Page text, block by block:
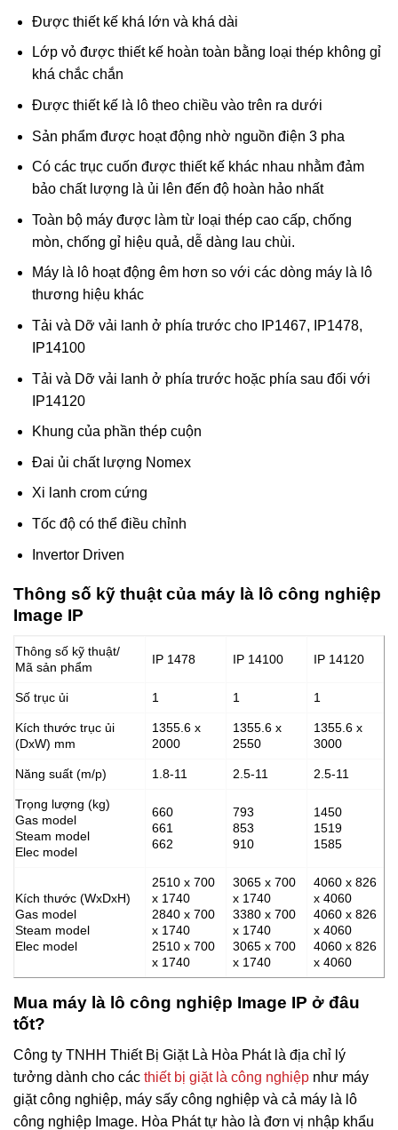
Được thiết kế khá lớn và khá dài
Lớp vỏ được thiết kế hoàn toàn bằng loại thép không gỉ
khá chắc chắn
Được thiết kế là lô theo chiều vào trên ra dưới
Sản phẩm được hoạt động nhờ nguồn điện 3 pha
Có các trục cuốn được thiết kế khác nhau nhằm đảm
bảo chất lượng là ủi lên đến độ hoàn hảo nhất
Toàn bộ máy được làm từ loại thép cao cấp, chống
mòn, chống gỉ hiệu quả, dễ dàng lau chùi.
Máy là lô hoạt động êm hơn so với các dòng máy là lô
thương hiệu khác
Tải và Dỡ vải lanh ở phía trước cho IP1467, IP1478,
IP14100
Tải và Dỡ vải lanh ở phía trước hoặc phía sau đối với
IP14120
Khung của phần thép cuộn
Đai ủi chất lượng Nomex
Xi lanh crom cứng
Tốc độ có thể điều chỉnh
Invertor Driven
Thông số kỹ thuật của máy là lô công nghiệp
Image IP
Thông số kỹ thuật/
Mã sản phẩm
IP 1478 IP 14100 IP 14120
Số trục ủi 1 1 1
Kích thước trục ủi
(DxW) mm
1355.6 x
2000
1355.6 x
2550
1355.6 x
3000
Năng suất (m/p) 1.8-11 2.5-11 2.5-11
Trọng lượng (kg)
Gas model
Steam model
Elec model
660
661
662
793
853
910
1450
1519
1585
Kích thước (WxDxH)
Gas model
Steam model
Elec model
2510 x 700
x 1740
2840 x 700
x 1740
2510 x 700
x 1740
3065 x 700
x 1740
3380 x 700
x 1740
3065 x 700
x 1740
4060 x 826
x 4060
4060 x 826
x 4060
4060 x 826
x 4060
Mua máy là lô công nghiệp Image IP ở đâu
tốt?
Công ty TNHH Thiết Bị Giặt Là Hòa Phát là địa chỉ lý
tưởng dành cho các thiết bị giặt là công nghiệp như máy
giặt công nghiệp, máy sấy công nghiệp và cả máy là lô
công nghiệp Image. Hòa Phát tự hào là đơn vị nhập khẩu